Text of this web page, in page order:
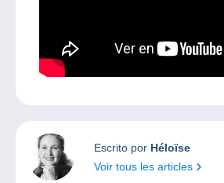
Escrito por Héloïse
Voir tous les articles